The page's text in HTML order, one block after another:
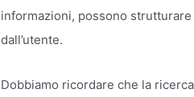
informazioni, possono
dall’utente.
Dobbiamo ricordare che la